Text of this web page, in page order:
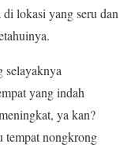
lokasi yang seru dan
selayaknya
yang indah
ya kan?
tempat nongkrong